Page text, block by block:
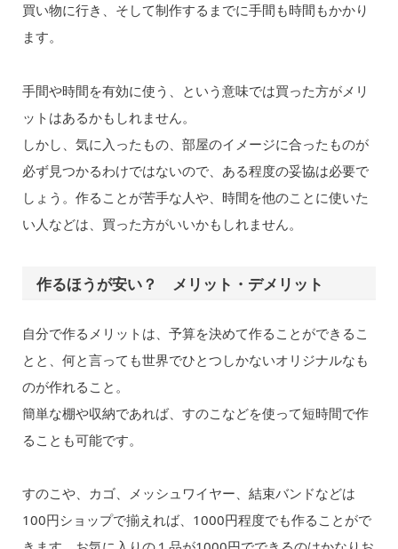
買い物に行き、そして制作するまでに手間も時間もかかり
ます。
手間や時間を有効に使う、という意味では買った方がメリ
ットはあるかもしれません。
しかし、気に入ったもの、部屋のイメージに合ったものが
必ず見つかるわけではないので、ある程度の妥協は必要で
しょう。作ることが苦手な人や、時間を他のことに使いた
い人などは、買った方がいいかもしれません。
作るほうが安い？ メリット・デメリット
自分で作るメリットは、予算を決めて作ることができるこ
とと、何と言っても世界でひとつしかないオリジナルなも
のが作れること。
簡単な棚や収納であれば、すのこなどを使って短時間で作
ることも可能です。
すのこや、カゴ、メッシュワイヤー、結束バンドなどは
100円ショップで揃えれば、1000円程度でも作ることがで